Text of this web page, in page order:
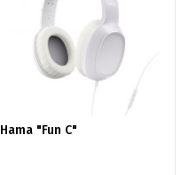
Hama "Fun C"